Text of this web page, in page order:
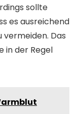
sollte
es ausreichend
vermeiden. Das
in der Regel